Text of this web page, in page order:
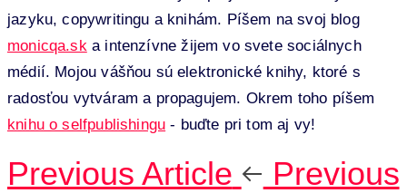
jazyku, copywritingu a knihám. Píšem na svoj blog
monicqa.sk a intenzívne žijem vo svete sociálnych
médií. Mojou vášňou sú elektronické knihy, ktoré s
radosťou vytváram a propagujem. Okrem toho píšem
knihu o selfpublishingu - buďte pri tom aj vy!
Previous Article
Previous